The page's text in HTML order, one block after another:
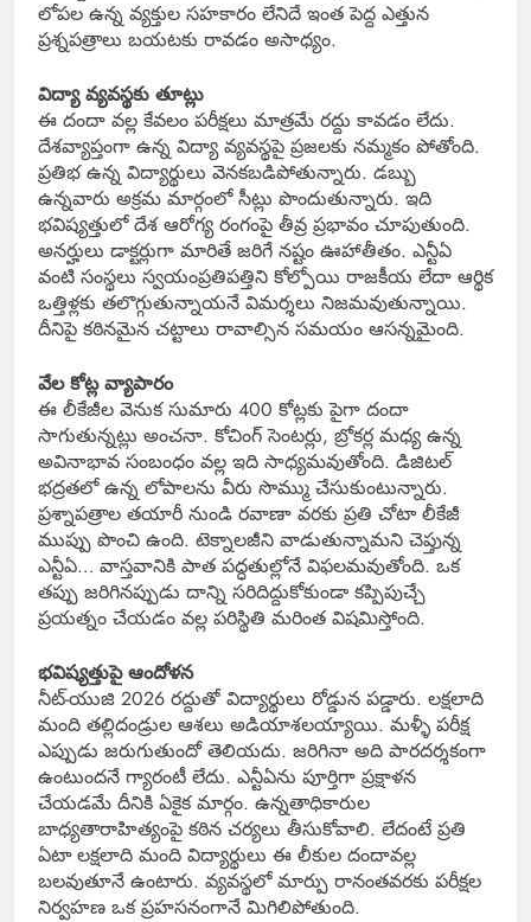
లోపల ఉన్న వ్యక్తుల సహకారం లేనిదే ఇంత పెద్ద ఎత్తున
ప్రశ్నపత్రాలు బయటకు రావడం అసాధ్యం.
విద్యా వ్యవస్థకు తూట్లు
ఈ దందా వల్ల కేవలం పరీక్షలు మాత్రమే రద్దు కావడం లేదు.
దేశవ్యాప్తంగా ఉన్న విద్యా వ్యవస్థపై ప్రజలకు నమ్మకం పోతోంది.
ప్రతిభ ఉన్న విద్యార్థులు వెనకబడిపోతున్నారు. డబ్బు
ఉన్నవారు అక్రమ మార్గంలో సీట్లు పొందుతున్నారు. ఇది
భవిష్యత్తులో దేశ ఆరోగ్య రంగంపై తీవ్ర ప్రభావం చూపుతుంది.
అనర్హులు డాక్టర్లుగా మారితే జరిగే నష్టం ఊహాతీతం. ఎన్టీఏ
వంటి సంస్థలు స్వయంప్రతిపత్తిని కోల్పోయి రాజకీయ లేదా ఆర్థిక
ఒత్తిళ్లకు తలొగ్గుతున్నాయనే విమర్శలు నిజమవుతున్నాయి.
దీనిపై కఠినమైన చట్టాలు రావాల్సిన సమయం ఆసన్నమైంది.
వేల కోట్ల వ్యాపారం
ఈ లీకేజీల వెనుక సుమారు 400 కోట్లకు పైగా దందా
సాగుతున్నట్లు అంచనా. కోచింగ్ సెంటర్లు, బ్రోకర్ల మధ్య ఉన్న
అవినాభావ సంబంధం వల్ల ఇది సాధ్యమవుతోంది. డిజిటల్
భద్రతలో ఉన్న లోపాలను వీరు సొమ్ము చేసుకుంటున్నారు.
ప్రశ్నాపత్రాల తయారీ నుండి రవాణా వరకు ప్రతి చోటా లీకేజీ
ముప్పు పొంచి ఉంది. టెక్నాలజీని వాడుతున్నామని చెప్తున్న
ఎన్టీఏ… వాస్తవానికి పాత పద్ధతుల్లోనే విఫలమవుతోంది. ఒక
తప్పు జరిగినప్పుడు దాన్ని సరిదిద్దుకోకుండా కప్పిపుచ్చే
ప్రయత్నం చేయడం వల్ల పరిస్థితి మరింత విషమిస్తోంది.
భవిష్యత్తుపై ఆందోళన
నీట్-యుజి 2026 రద్దుతో విద్యార్థులు రోడ్డున పడ్డారు. లక్షలాది
మంది తల్లిదండ్రుల ఆశలు అడియాశలయ్యాయి. మళ్ళీ పరీక్ష
ఎప్పుడు జరుగుతుందో తెలియదు. జరిగినా అది పారదర్శకంగా
ఉంటుందనే గ్యారంటీ లేదు. ఎన్టీఏను పూర్తిగా ప్రక్షాళన
చేయడమే దీనికి ఏకైక మార్గం. ఉన్నతాధికారుల
బాధ్యతారాహిత్యంపై కఠిన చర్యలు తీసుకోవాలి. లేదంటే ప్రతి
ఏటా లక్షలాది మంది విద్యార్థులు ఈ లీకుల దందావల్ల
బలవుతూనే ఉంటారు. వ్యవస్థలో మార్పు రానంతవరకు పరీక్షల
నిర్వహణ ఒక ప్రహసనంగానే మిగిలిపోతుంది.